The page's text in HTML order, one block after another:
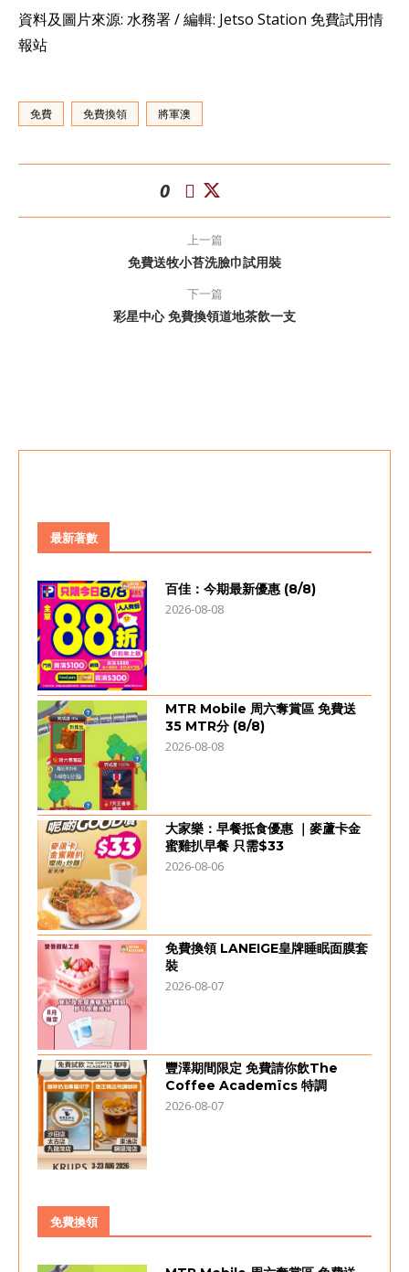
資料及圖片來源: 水務署 / 編輯: Jetso Station 免費試用情
報站
免費 免費換領 將軍澳
0
上一篇
免費送牧小苔洗臉巾試用裝
下一篇
彩星中心 免費換領道地茶飲一支
最新著數
百佳：今期最新優惠 (8/8)
2026-08-08
MTR Mobile 周六奪賞區 免費送
35 MTR分 (8/8)
2026-08-08
大家樂：早餐抵食優惠 ｜麥蘆卡金
蜜雞扒早餐 只需$33
2026-08-06
免費換領 LANEIGE皇牌睡眠面膜套
裝
2026-08-07
豐澤期間限定 免費請你飲The
Coffee Academïcs 特調
2026-08-07
免費換領